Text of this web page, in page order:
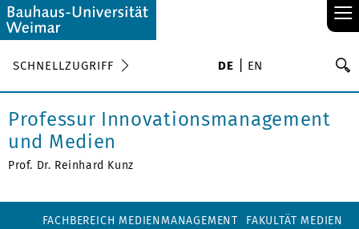
≡
SCHNELLZUGRIFF DE EN
Professur Innovationsmanagement
und Medien
Prof. Dr. Reinhard Kunz
FACHBEREICH MEDIENMANAGEMENT FAKULTÄT MEDIEN